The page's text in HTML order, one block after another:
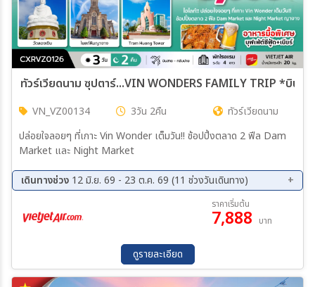
ทัวร์เวียดนาม ซุปตาร์...VIN WONDERS FAMILY TRIP *บิน
VN_VZ00134 3วัน 2คืน
ทัวร์เวียดนาม
ปล่อยใจลอยๆ ที่เกาะ Vin Wonder เต็มวัน!! ช้อปปิ้งตลาด 2 ฟีล Dam
Market และ Night Market
เดินทางช่วง 12 มิ.ย. 69 - 23 ต.ค. 69 (11 ช่วงวันเดินทาง)
28 ส.ค. 69 - 30 ส.ค. 69
11 ก.ย. 69 - 13 ก.ย. 69
18 ก.ย. 69 - 20 ก.ย. 69
02 ต.ค. 69 - 04 ต.ค. 69
09 ต.ค. 69 - 11 ต.ค. 69
16 ต.ค. 69 - 18 ต.ค. 69
21 ต.ค. 69 - 23 ต.ค. 69
ราคาเริ่มต้น
7,888 บาท
ดูรายละเอียด